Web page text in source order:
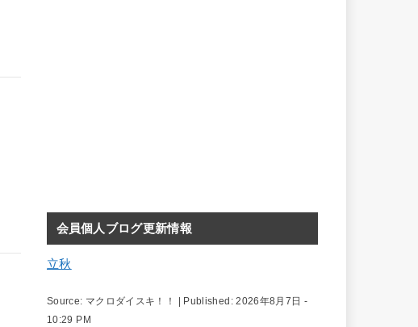
会員個人ブログ更新情報
立秋
Source: マクロダイスキ！！ Published:2026年8月7日 -
10:29 PM